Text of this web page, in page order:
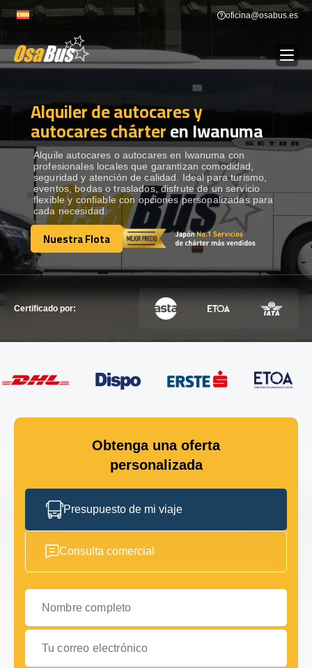
to
oficina@osabus.es
ALQUILER DE AUTOCARES
DESTINOS Show dropdown
RECORRIDAS Show dropdown
FLOTA
Alquiler de autocares y
autocares chárteren Iwanuma
Alquile autocares o autocares en Iwanuma con
profesionales locales que garantizan comodidad,
seguridad y atención de calidad. Ideal para turismo,
eventos, bodas o traslados, disfrute de un servicio
flexible y confiable con opciones personalizadas para
cada necesidad.
Nuestra Flota
Nuestra Flota
Certificado por:
Obtenga una oferta
personalizada
Presupuesto de mi viaje
Consulta comercial
Nombre completo
Tu correo electrónico